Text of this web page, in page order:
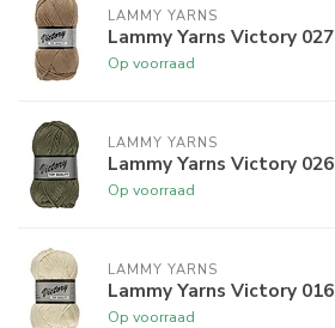
LAMMY YARNS
Lammy Yarns Victory 027
Op voorraad
LAMMY YARNS
Lammy Yarns Victory 026
Op voorraad
LAMMY YARNS
Lammy Yarns Victory 016
Op voorraad